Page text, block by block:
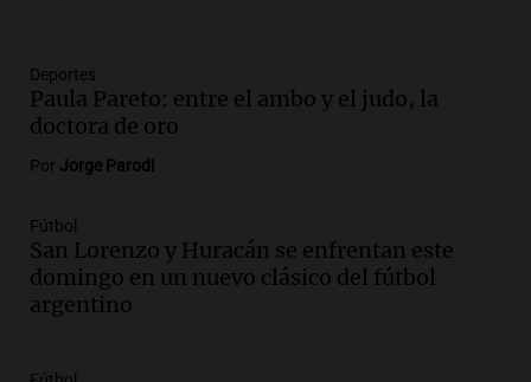
Audio.
un accidente en la Ruta 321 cerca de
García Fernández
Panorama Federal
Audio.
billones de pesos y genera excedente de
liquidez de 4 billones
Panorama Federal
Deportes
Paula Pareto: entre el ambo y el judo, la
doctora de oro
Por Jorge Parodi
Fútbol
San Lorenzo y Huracán se enfrentan este
domingo en un nuevo clásico del fútbol
argentino